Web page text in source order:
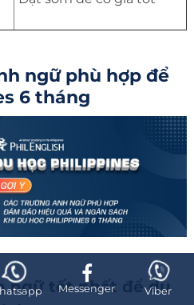
ngữ phù hợp để
6 tháng
ngữ tốt nhất để du
Messenger Viber